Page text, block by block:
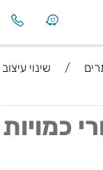
/
שינוי עיצוב
כמויות